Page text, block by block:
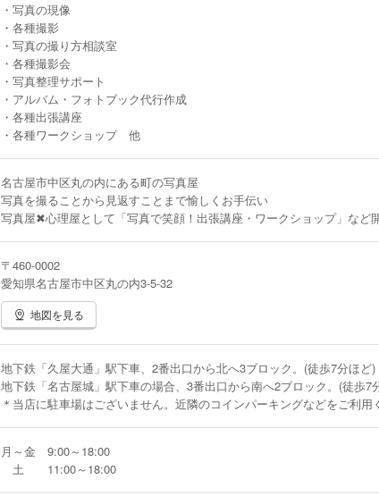
・写真の現像
・各種撮影
・写真の撮り方相談室
・各種撮影会
・写真整理サポート
・アルバム・フォトブック代行作成
・各種出張講座
・各種ワークショップ 他
名古屋市中区丸の内にある町の写真屋
写真を撮ることから見返すことまで愉しくお手伝い
写真屋✖心理屋として「写真で笑顔！出張講座・ワークショップ」など
〒460-0002
愛知県名古屋市中区丸の内3-5-32
地図を見る
地下鉄「久屋大通」駅下車、2番出口から北へ3ブロック。(徒歩7分ほど)
地下鉄「名古屋城」駅下車の場合、3番出口から南へ2ブロック。(徒歩7
＊当店に駐車場はございません。近隣のコインパーキングなどをご利用
月～金 9:00～18:00
土 11:00～18:00